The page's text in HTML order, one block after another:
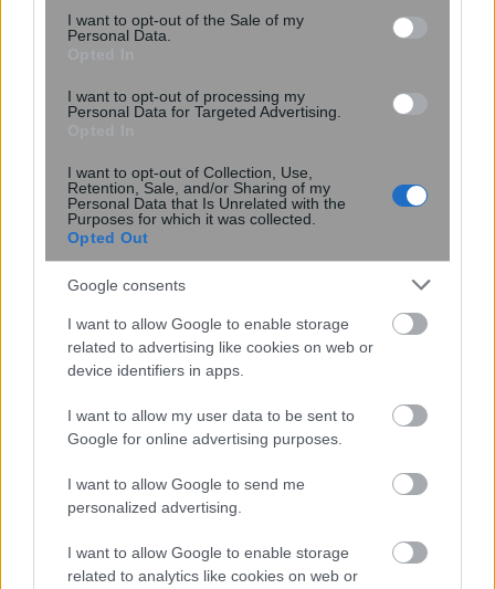
consent section.
I want to opt-out of the Sale of my
Personal Data.
I want to opt-out of processing my
Personal Data for Targeted Advertising.
I want to opt-out of Collection, Use,
Retention, Sale, and/or Sharing of my
Personal Data that Is Unrelated with the
Purposes for which it was collected.
Opted Out
Google consents
I want to allow Google to enable storage
related to advertising like cookies on web or
device identifiers in apps.
I want to allow my user data to be sent to
Google for online advertising purposes.
I want to allow Google to send me
personalized advertising.
I want to allow Google to enable storage
related to analytics like cookies on web or
Νέοι υπέρλεπτοι υπεραγωγοί
ανοίγουν τον δρόμο για μικρότερες
και αποδοτικότερες κβαντικές
συσκευές